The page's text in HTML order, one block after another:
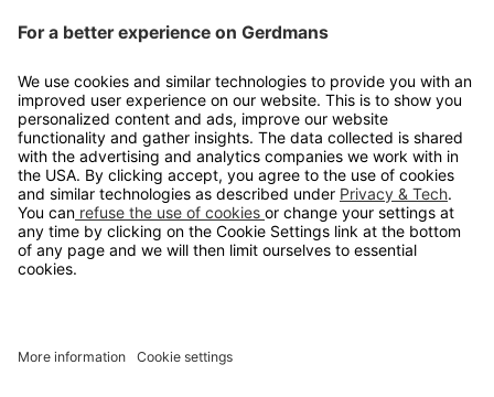
Kontakt
info@gerdmans.no
67 80 56 20
Åpningstid
Hverdager 08:00-16:00